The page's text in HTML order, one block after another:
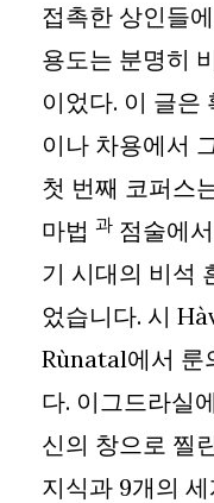
접촉한 상인들
용도는 분명히
이었다. 이 글은
이나 차용에서
첫 번째 코퍼스
마법 과 점술에
기 시대의 비석
었습니다. 시
Rùnatal에서 룬
다. 이그드라실
신의 창으로 찔
지식과 9개의